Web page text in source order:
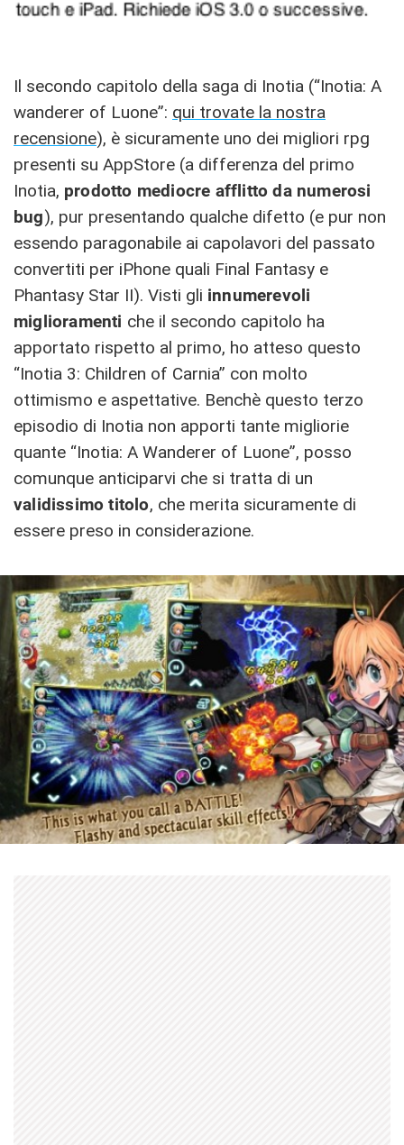
Il secondo capitolo della saga di Inotia (“Inotia: A
wanderer of Luone”: qui trovate la nostra
recensione), è sicuramente uno dei migliori rpg
presenti su AppStore (a differenza del primo
Inotia, prodotto mediocre afflitto da numerosi
bug), pur presentando qualche difetto (e pur non
essendo paragonabile ai capolavori del passato
convertiti per iPhone quali Final Fantasy e
Phantasy Star II). Visti gli innumerevoli
miglioramenti che il secondo capitolo ha
apportato rispetto al primo, ho atteso questo
“Inotia 3: Children of Carnia” con molto
ottimismo e aspettative. Benchè questo terzo
episodio di Inotia non apporti tante migliorie
quante “Inotia: A Wanderer of Luone”, posso
comunque anticiparvi che si tratta di un
validissimo titolo, che merita sicuramente di
essere preso in considerazione.